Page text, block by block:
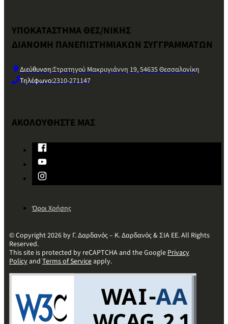
ΥΠΟΚΑΤΑΣΤΗΜΑ ΘΕΣ/ΝΙΚΗΣ
ΔΙΑΝΟΜΗ ΠΑΝΕΠΙΣΤΗΜΙΑΚΩΝ ΣΥΓΓΡΑΜΜΑΤΩΝ
Διεύθυνση:Στρατηγού Μακρυγιάννη 19, 54635 Θεσσαλονίκη
Τηλέφωνο:2310-271147
ΑΚΟΛΟΥΘΗΣΤΕ ΜΑΣ
Όροι Χρήσης
© Copyright 2026 by Γ. Δαρδανός – Κ. Δαρδανός & ΣΙΑ ΕΕ. All Rights
Reserved.
This site is protected by reCAPTCHA and the GooglePrivacy
Policyand Terms of Serviceapply.